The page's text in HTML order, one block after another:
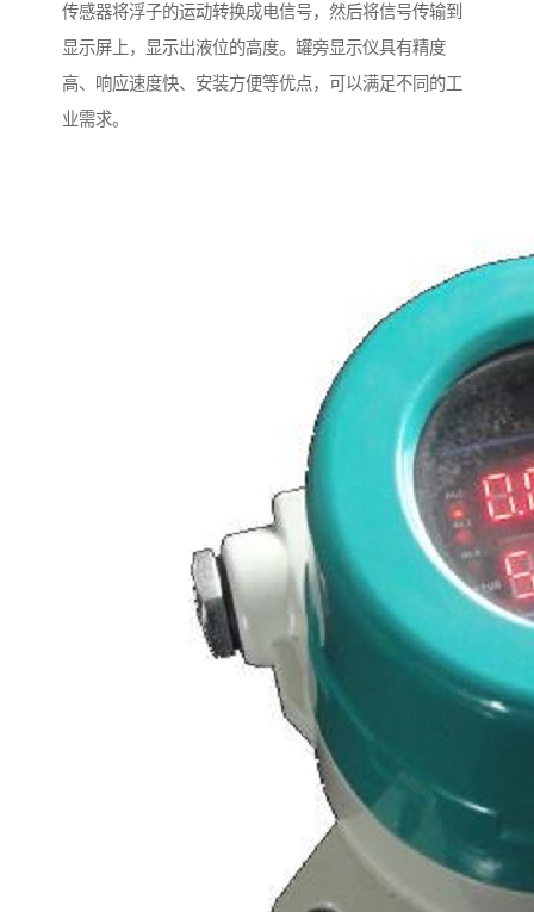
传感器将浮子的运动转换成电信号，然后将信号传输到
显示屏上，显示出液位的高度。罐旁显示仪具有精度
高、响应速度快、安装方便等优点，可以满足不同的工
业需求。